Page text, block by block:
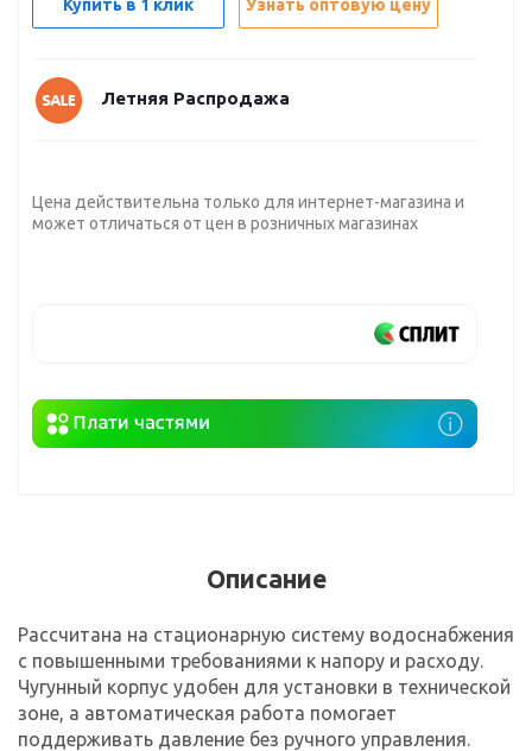
Купить в 1 клик Узнать оптовую цену
Летняя Распродажа
Цена действительна только для интернет-магазина и
может отличаться от цен в розничных магазинах
Описание
Рассчитана на стационарную систему водоснабжения
с повышенными требованиями к напору и расходу.
Чугунный корпус удобен для установки в технической
зоне, а автоматическая работа помогает
поддерживать давление без ручного управления.